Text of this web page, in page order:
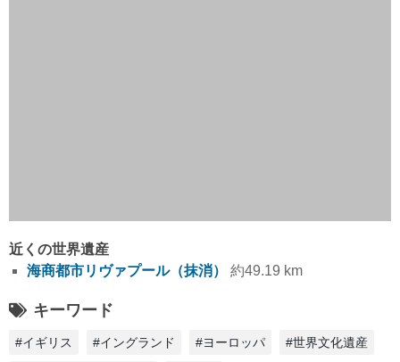
近くの世界遺産
海商都市リヴァプール（抹消）
約49.19 km
キーワード
#イギリス #イングランド #ヨーロッパ #世界文化遺産